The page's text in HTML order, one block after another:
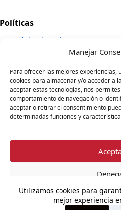
Manejar
Para ofrecer las mejores experiencias,
cookies para almacenar y/o acceder a
aceptar estas tecnologías, nos
comportamiento de navegación o
aceptar o retirar el consentimiento
determinadas funciones y
Ver
Utilizamos cookies para
mejor experiencia
Políticas
Aviso Legal
Política de Privacidad
Política de Devoluciones
Política de Cookies
Información de Envíos
Los envíos tardan entre 3-5
Información de Contacto
No dudes en ponerte en